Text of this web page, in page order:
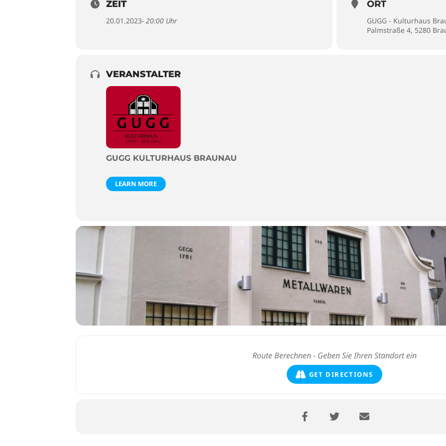
ZEIT
20.01.2023- 20:00 Uhr
ORT
GUGG - Kulturhaus
Palmstraße 4, 5280
VERANSTALTER
GUGG KULTURHAUS BRAUNAU
LEARN MORE
GET DIRECTIONS